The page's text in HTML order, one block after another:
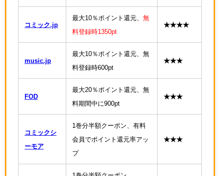
コミック.jp
最大10％ポイント還元、 無
料登録時1350pt
★★★★
music.jp
最大10％ポイント還元、無
料登録時600pt
★★★
FOD
最大20％ポイント還元、無
料期間中に900pt
★★★
コミックシ
ーモア
1巻分半額クーポン、有料
会員でポイント還元率アッ
プ
★★★